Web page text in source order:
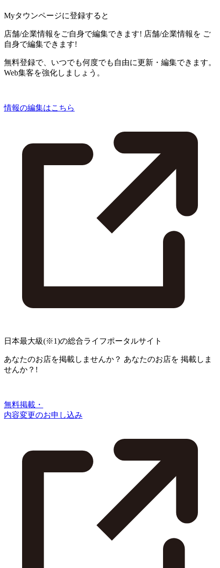
Myタウンページに登録すると
店舗/企業情報をご自身で編集できます! 店舗/企業情報を ご
自身で編集できます!
無料登録で、いつでも何度でも自由に更新・編集できます。
Web集客を強化しましょう。
情報の編集はこちら
日本最大級(※1)の総合ライフポータルサイト
あなたのお店を掲載しませんか？ あなたのお店を 掲載しま
せんか？!
無料掲載・
内容変更のお申し込み